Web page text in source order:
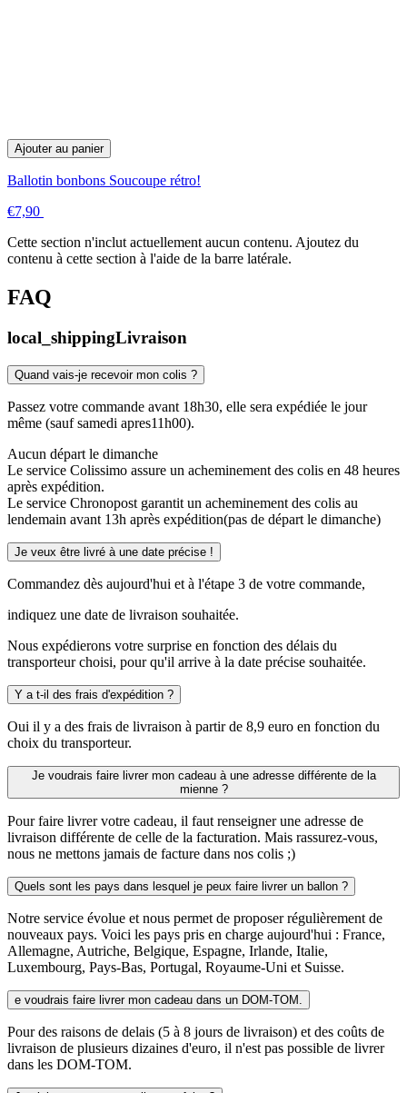
Ajouter au panier
Ballotin bonbons Soucoupe rétro!
€7,90
Cette section n'inclut actuellement aucun contenu. Ajoutez du
contenu à cette section à l'aide de la barre latérale.
FAQ
local_shippingLivraison
Quand vais-je recevoir mon colis ?
Passez votre commande avant 18h30, elle sera expédiée le jour
même (sauf samedi apres11h00).
Aucun départ le dimanche
Le service Colissimo assure un acheminement des colis en 48 heures
après expédition.
Le service Chronopost garantit un acheminement des colis au
lendemain avant 13h après expédition(pas de départ le dimanche)
Je veux être livré à une date précise !
Commandez dès aujourd'hui et à l'étape 3 de votre commande,
indiquez une date de livraison souhaitée.
Nous expédierons votre surprise en fonction des délais du
transporteur choisi, pour qu'il arrive à la date précise souhaitée.
Y a t-il des frais d'expédition ?
Oui il y a des frais de livraison à partir de 8,9 euro en fonction du
choix du transporteur.
Je voudrais faire livrer mon cadeau à une adresse différente de la
mienne ?
Pour faire livrer votre cadeau, il faut renseigner une adresse de
livraison différente de celle de la facturation. Mais rassurez-vous,
nous ne mettons jamais de facture dans nos colis ;)
Quels sont les pays dans lesquel je peux faire livrer un ballon ?
Notre service évolue et nous permet de proposer régulièrement de
nouveaux pays. Voici les pays pris en charge aujourd'hui : France,
Allemagne, Autriche, Belgique, Espagne, Irlande, Italie,
Luxembourg, Pays-Bas, Portugal, Royaume-Uni et Suisse.
e voudrais faire livrer mon cadeau dans un DOM-TOM.
Pour des raisons de delais (5 à 8 jours de livraison) et des coûts de
livraison de plusieurs dizaines d'euro, il n'est pas possible de livrer
dans les DOM-TOM.